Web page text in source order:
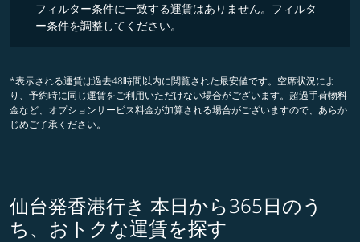
フィルター条件に一致する運賃はありません。フィルタ
ー条件を調整してください。
*表示される運賃は過去48時間以内に閲覧された最安値です。空席状況によ
り、予約時に同じ運賃をご利用いただけない場合がございます。超過手荷物料
金など、オプションサービス料金が加算される場合がございますので、あらか
じめご了承ください。
仙台発香港行き 本日から365日のう
ち、おトクな運賃を探す